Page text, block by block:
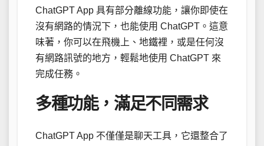
ChatGPT App 具有部分離線功能，讓你即使在
沒有網路的情況下，也能使用 ChatGPT。這意
味著，你可以在飛機上、地鐵裡，或是任何沒
有網路訊號的地方，輕鬆地使用 ChatGPT 來
完成任務。
多種功能，滿足不同需求
ChatGPT App 不僅僅是聊天工具，它還整合了